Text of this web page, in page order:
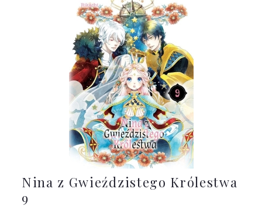
Nina z Gwieździstego Królestwa
9